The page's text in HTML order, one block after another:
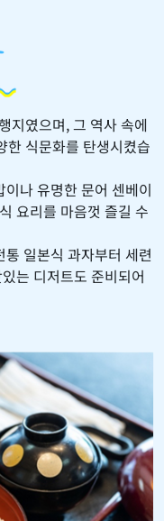
지였으며, 그 역사 속에
한 식문화를 탄생시켰습
나 유명한 문어 센베이
요리를 마음껏 즐길 수
일본식 과자부터 세련
는 디저트도 준비되어